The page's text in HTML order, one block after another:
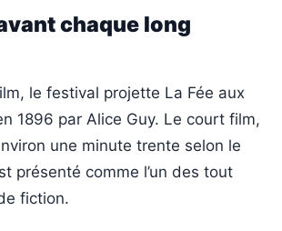
chaque long
le festival projette La Fée aux
1896 par Alice Guy. Le court film,
une minute trente selon le
présenté comme l’un des tout
fiction.